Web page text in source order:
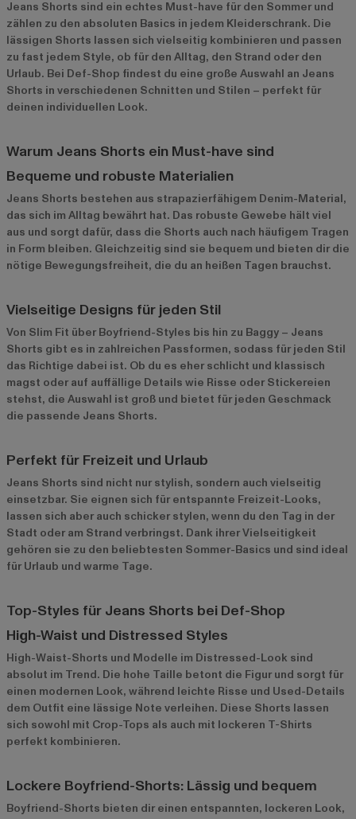
Jeans Shorts sind ein echtes Must-have für den Sommer und
zählen zu den absoluten Basics in jedem Kleiderschrank. Die
lässigen Shorts lassen sich vielseitig kombinieren und passen
zu fast jedem Style, ob für den Alltag, den Strand oder den
Urlaub. Bei Def-Shop findest du eine große Auswahl an Jeans
Shorts in verschiedenen Schnitten und Stilen – perfekt für
deinen individuellen Look.
Warum Jeans Shorts ein Must-have sind
Bequeme und robuste Materialien
Jeans Shorts bestehen aus strapazierfähigem Denim-Material,
das sich im Alltag bewährt hat. Das robuste Gewebe hält viel
aus und sorgt dafür, dass die Shorts auch nach häufigem Tragen
in Form bleiben. Gleichzeitig sind sie bequem und bieten dir die
nötige Bewegungsfreiheit, die du an heißen Tagen brauchst.
Vielseitige Designs für jeden Stil
Von Slim Fit über Boyfriend-Styles bis hin zu Baggy – Jeans
Shorts gibt es in zahlreichen Passformen, sodass für jeden Stil
das Richtige dabei ist. Ob du es eher schlicht und klassisch
magst oder auf auffällige Details wie Risse oder Stickereien
stehst, die Auswahl ist groß und bietet für jeden Geschmack
die passende Jeans Shorts.
Perfekt für Freizeit und Urlaub
Jeans Shorts sind nicht nur stylish, sondern auch vielseitig
einsetzbar. Sie eignen sich für entspannte Freizeit-Looks,
lassen sich aber auch schicker stylen, wenn du den Tag in der
Stadt oder am Strand verbringst. Dank ihrer Vielseitigkeit
gehören sie zu den beliebtesten Sommer-Basics und sind ideal
für Urlaub und warme Tage.
Top-Styles für Jeans Shorts bei Def-Shop
High-Waist und Distressed Styles
High-Waist-Shorts und Modelle im Distressed-Look sind
absolut im Trend. Die hohe Taille betont die Figur und sorgt für
einen modernen Look, während leichte Risse und Used-Details
dem Outfit eine lässige Note verleihen. Diese Shorts lassen
sich sowohl mit Crop-Tops als auch mit lockeren T-Shirts
perfekt kombinieren.
Lockere Boyfriend-Shorts: Lässig und bequem
Boyfriend-Shorts bieten dir einen entspannten, lockeren Look,